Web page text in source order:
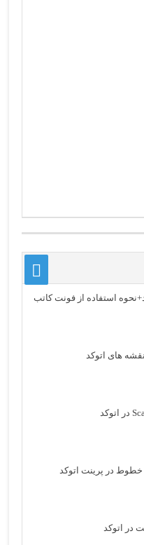
استفاده از فونت کاتب
های اتوکد
در پرینت اتوکد
در اتوکد